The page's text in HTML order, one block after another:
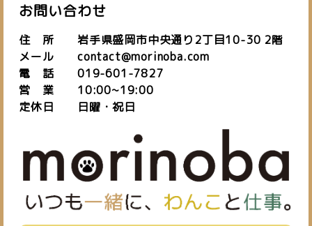
お問い合わせ
住 所 岩手県盛岡市中央通り2丁目10-30 2階
メール contact@morinoba.com
電 話 019-601-7827
営 業 10:00~19:00
定休日 日曜・祝日